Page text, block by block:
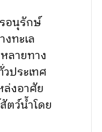
อนุรักษ์
ทะเล
ลายทาง
ประเทศ
งอาศัย
ว์น้ำโดย